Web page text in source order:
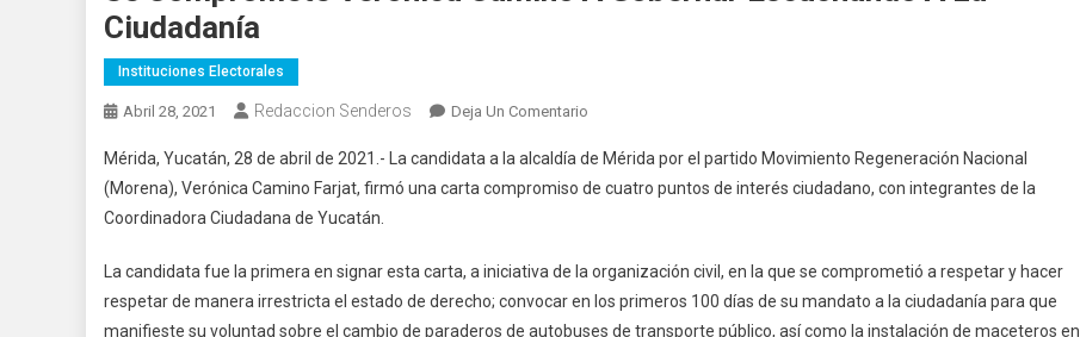
Ciudadanía
Instituciones Electorales
Abril 28, 2021 Redaccion Senderos Deja Un Comentario
Compromete
Verónica
Gobernar
Escuchando
A
Mérida, Yucatán, 28 de abril de 2021.- La candidata a la alcaldía de Mérida por el partido Movimiento Regeneración Nacional
(Morena), Verónica Camino Farjat, firmó una carta compromiso de cuatro puntos de interés ciudadano, con integrantes de la
Coordinadora Ciudadana de Yucatán.
La candidata fue la primera en signar esta carta, a iniciativa de la organización civil, en la que se comprometió a respetar y hacer
respetar de manera irrestricta el estado de derecho; convocar en los primeros 100 días de su mandato a la ciudadanía para que
manifieste su voluntad sobre el cambio de paraderos de autobuses de transporte público, así como la instalación de maceteros en